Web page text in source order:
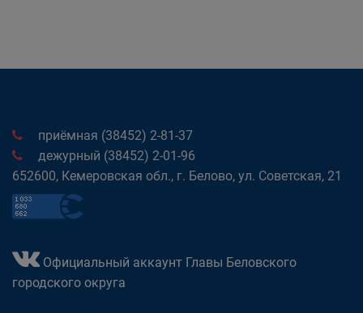
приёмная (38452) 2-81-37
дежурный (38452) 2-01-96
652600, Кемеровская обл., г. Белово, ул. Советская, 21
Официальный аккаунт Главы Беловского
городского округа